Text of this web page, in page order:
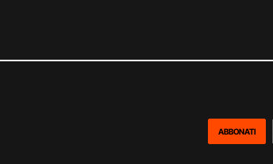
ABBONATI